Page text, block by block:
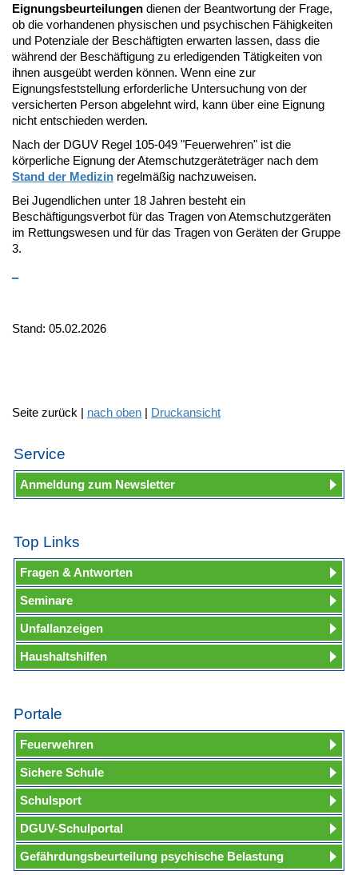
Eignungsbeurteilungen dienen der Beantwortung der Frage,
ob die vorhandenen physischen und psychischen Fähigkeiten
und Potenziale der Beschäftigten erwarten lassen, dass die
während der Beschäftigung zu erledigenden Tätigkeiten von
ihnen ausgeübt werden können. Wenn eine zur
Eignungsfeststellung erforderliche Untersuchung von der
versicherten Person abgelehnt wird, kann über eine Eignung
nicht entschieden werden.
Nach der DGUV Regel 105-049 "Feuerwehren" ist die
körperliche Eignung der Atemschutzgeräteträger nach dem
Stand der Medizin regelmäßig nachzuweisen.
Bei Jugendlichen unter 18 Jahren besteht ein
Beschäftigungsverbot für das Tragen von Atemschutzgeräten
im Rettungswesen und für das Tragen von Geräten der Gruppe
3.
Stand: 05.02.2026
Seite zurück | nach oben | Druckansicht
Service
Anmeldung zum Newsletter
Top Links
Fragen & Antworten
Seminare
Unfallanzeigen
Haushaltshilfen
Portale
Feuerwehren
Sichere Schule
Schulsport
DGUV-Schulportal
Gefährdungsbeurteilung psychische Belastung